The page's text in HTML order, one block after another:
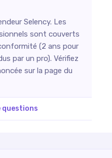
Selency. Les
sont couverts
(2 ans pour
par un pro). Vérifiez
sur la page du
questions